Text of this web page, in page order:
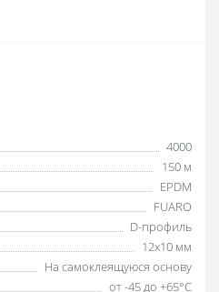
4000
150 м
EPDM
FUARO
D-профиль
12х10 мм
На самоклеящуюся основу
от -45 до +65°С